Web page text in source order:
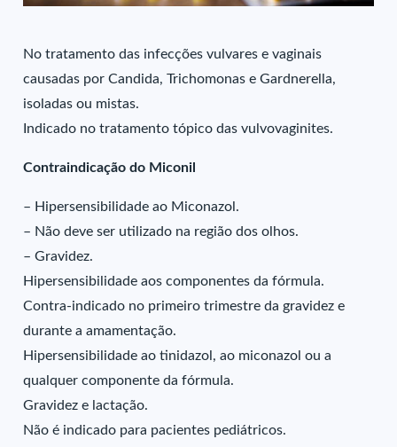
No tratamento das infecções vulvares e vaginais
causadas por Candida, Trichomonas e Gardnerella,
isoladas ou mistas.
Indicado no tratamento tópico das vulvovaginites.
Contraindicação do Miconil
– Hipersensibilidade ao Miconazol.
– Não deve ser utilizado na região dos olhos.
– Gravidez.
Hipersensibilidade aos componentes da fórmula.
Contra-indicado no primeiro trimestre da gravidez e
durante a amamentação.
Hipersensibilidade ao tinidazol, ao miconazol ou a
qualquer componente da fórmula.
Gravidez e lactação.
Não é indicado para pacientes pediátricos.